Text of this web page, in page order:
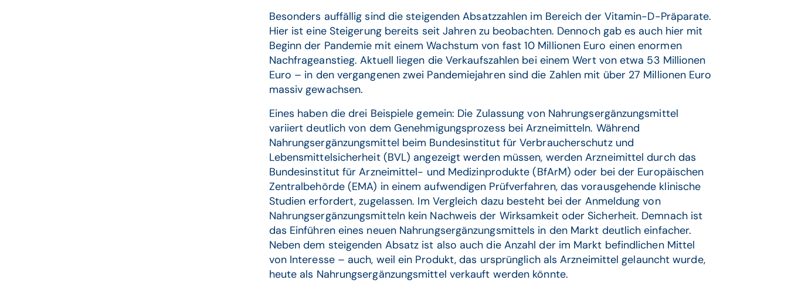
Besonders auffällig sind die steigenden Absatzzahlen im Bereich der Vitamin-D-Präparate.
Hier ist eine Steigerung bereits seit Jahren zu beobachten. Dennoch gab es auch hier mit
Beginn der Pandemie mit einem Wachstum von fast 10 Millionen Euro einen enormen
Nachfrageanstieg. Aktuell liegen die Verkaufszahlen bei einem Wert von etwa 53 Millionen
Euro – in den vergangenen zwei Pandemiejahren sind die Zahlen mit über 27 Millionen Euro
massiv gewachsen.
Eines haben die drei Beispiele gemein: Die Zulassung von Nahrungsergänzungsmittel
variiert deutlich von dem Genehmigungsprozess bei Arzneimitteln. Während
Nahrungsergänzungsmittel beim Bundesinstitut für Verbraucherschutz und
Lebensmittelsicherheit (BVL) angezeigt werden müssen, werden Arzneimittel durch das
Bundesinstitut für Arzneimittel- und Medizinprodukte (BfArM) oder bei der Europäischen
Zentralbehörde (EMA) in einem aufwendigen Prüfverfahren, das vorausgehende klinische
Studien erfordert, zugelassen. Im Vergleich dazu besteht bei der Anmeldung von
Nahrungsergänzungsmitteln kein Nachweis der Wirksamkeit oder Sicherheit. Demnach ist
das Einführen eines neuen Nahrungsergänzungsmittels in den Markt deutlich einfacher.
Neben dem steigenden Absatz ist also auch die Anzahl der im Markt befindlichen Mittel
von Interesse – auch, weil ein Produkt, das ursprünglich als Arzneimittel gelauncht wurde,
heute als Nahrungsergänzungsmittel verkauft werden könnte.